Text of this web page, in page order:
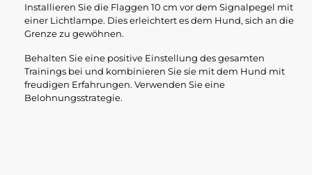
Installieren Sie die Flaggen 10 cm vor dem Signalpegel mit
einer Lichtlampe. Dies erleichtert es dem Hund, sich an die
Grenze zu gewöhnen.
Behalten Sie eine positive Einstellung des gesamten
Trainings bei und kombinieren Sie sie mit dem Hund mit
freudigen Erfahrungen. Verwenden Sie eine
Belohnungsstrategie.